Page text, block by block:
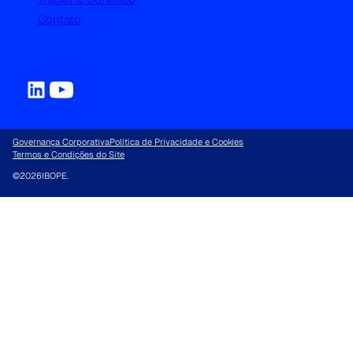
Contato
Governança CorporativaPolítica de Privacidade e Cookies
Termos e Condições do Site
©2026IBOPE.